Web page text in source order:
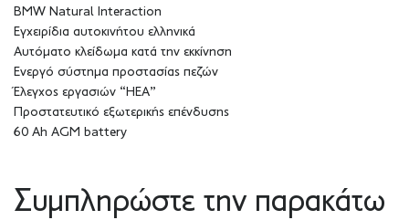
BMW Natural Interaction
Εγχειρίδια αυτοκινήτου ελληνικά
Αυτόματο κλείδωμα κατά την εκκίνηση
Ενεργό σύστημα προστασίας πεζών
Έλεγχος εργασιών “HEA”
Προστατευτικό εξωτερικής επένδυσης
60 Ah AGM battery
Συμπληρώστε την παρακάτω